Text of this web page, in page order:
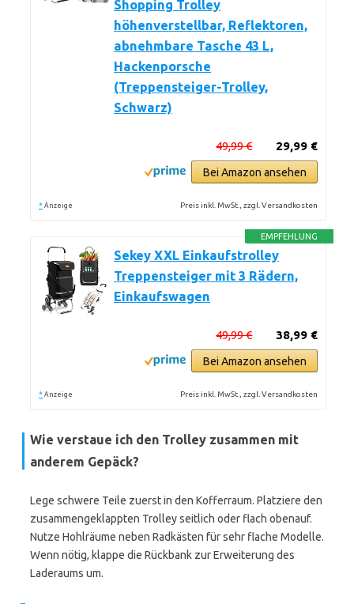
Shopping Trolley
höhenverstellbar, Reflektoren,
abnehmbare Tasche 43 L,
Hackenporsche
(Treppensteiger-Trolley,
Schwarz)
29,99 €
49,99 €
Bei Amazon ansehen
* Anzeige Preis inkl. MwSt., zzgl. Versandkosten
EMPFEHLUNG
Sekey XXL Einkaufstrolley
Treppensteiger mit 3 Rädern,
Einkaufswagen
38,99 €
49,99 €
Bei Amazon ansehen
* Anzeige Preis inkl. MwSt., zzgl. Versandkosten
Wie verstaue ich den Trolley zusammen mit
anderem Gepäck?
Lege schwere Teile zuerst in den Kofferraum. Platziere den
zusammengeklappten Trolley seitlich oder flach obenauf.
Nutze Hohlräume neben Radkästen für sehr flache Modelle.
Wenn nötig, klappe die Rückbank zur Erweiterung des
Laderaums um.